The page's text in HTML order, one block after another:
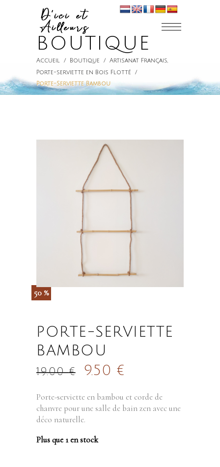
BOUTIQUE
Accueil / Boutique / Artisanat Français,
Porte-serviette en Bois Flotté /
Porte-Serviette Bambou
50 %
PORTE-SERVIETTE
BAMBOU
19.00€ 9.50€
Porte-serviette en bambou et corde de
chanvre pour une salle de bain zen avec une
déco naturelle.
Plus que 1 en stock